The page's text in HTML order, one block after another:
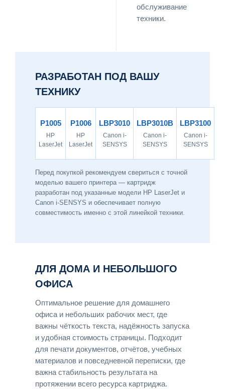
обслуживание
техники.
РАЗРАБОТАН ПОД ВАШУ
ТЕХНИКУ
P1005
HP
LaserJet
P1006
HP
LaserJet
LBP3010
Canon i-
SENSYS
LBP3010B
Canon i-
SENSYS
LBP3100
Canon i-
SENSYS
Перед покупкой рекомендуем свериться с точной
моделью вашего принтера — картридж
разработан под указанные модели HP LaserJet и
Canon i-SENSYS и обеспечивает полную
совместимость именно с этой линейкой техники.
ДЛЯ ДОМА И НЕБОЛЬШОГО
ОФИСА
Оптимальное решение для домашнего
офиса и небольших рабочих мест, где
важны чёткость текста, надёжность запуска
и удобная стоимость страницы. Подходит
для печати документов, отчётов, учебных
материалов и повседневной переписки, где
важна стабильность результата на
протяжении всего ресурса картриджа.